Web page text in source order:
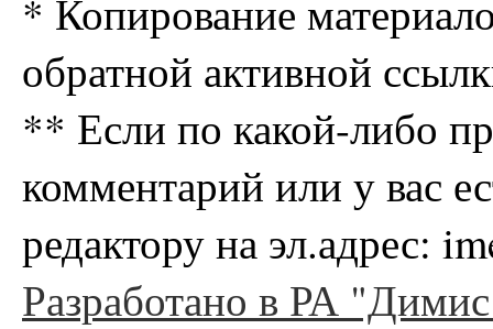
* Копирование
обратной активной
** Если по какой-либо
комментарий или у вас
редактору на эл.адрес:
Разработано в РА